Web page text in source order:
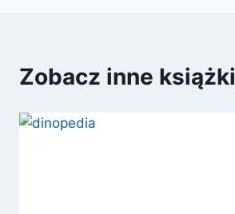
Zobacz inne książki